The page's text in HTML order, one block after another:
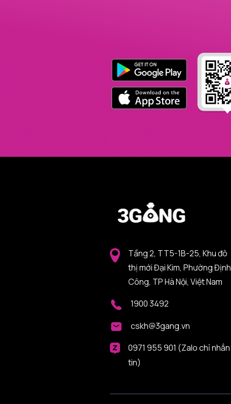
Tầng 2, TT5-1B-25, Khu đô
thị mới Đại Kim, Phường Định
Công, TP Hà Nội, Việt Nam
1900 3492
cskh@3gang.vn
0971 955 901 (Zalo chỉ nhắn
tin)